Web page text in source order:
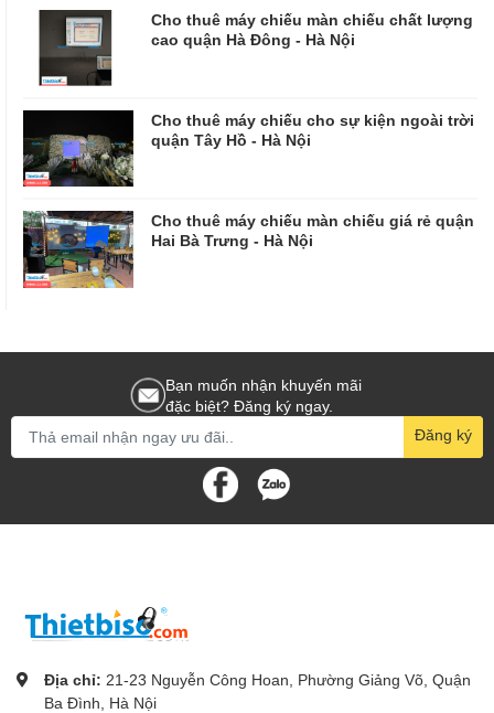
Cho thuê máy chiếu màn chiếu chất lượng
cao quận Hà Đông - Hà Nội
Cho thuê máy chiếu cho sự kiện ngoài trời
quận Tây Hồ - Hà Nội
Cho thuê máy chiếu màn chiếu giá rẻ quận
Hai Bà Trưng - Hà Nội
Bạn muốn nhận khuyến mãi
đặc biệt? Đăng ký ngay.
Đăng ký
Địa chỉ: 21-23 Nguyễn Công Hoan, Phường Giảng Võ, Quận
Ba Đình, Hà Nội